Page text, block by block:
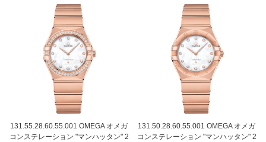
131.55.28.60.55.001 OMEGA オメガ
コンステレーション "マンハッタン" 2
131.50.28.60.55.001 OMEGA オメガ
コンステレーション "マンハッタン" 2